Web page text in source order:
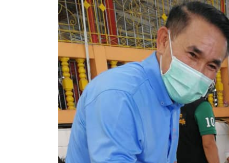
เปลี่ยนแปลงประกาศเชิญชวน
ประกาศขายทอดตลาดทรัพย์สินประจำปี
ประกาศกำหนดอายุการใช้งานของสินทรัพย์ขององ
คู่มือการปฏิบัติงานฝ่ายทะเบียนพัสดุและทรัพย์สิน
การประเมินความพึงพอใจของการดำเนินงาน อบจ.
ขั้นตอนและวิธีการชำระภาษีฯ